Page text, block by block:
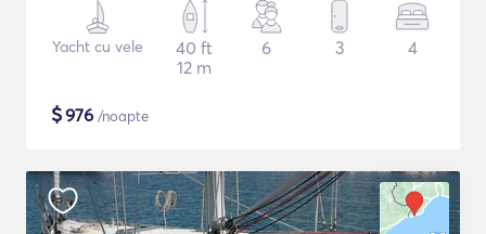
Yacht cu vele
40 ft
12 m
6 3 4
$976 /noapte